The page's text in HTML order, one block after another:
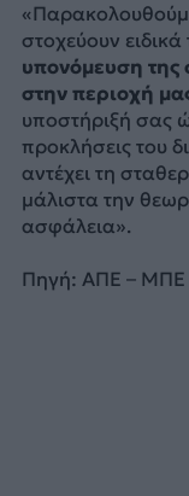
στοχεύουν
υπονόμευση
στην περιοχή
υποστήριξή σας
προκλήσεις του
αντέχει τη
μάλιστα την
ασφάλεια».
Πηγή: ΑΠΕ – ΜΠΕ